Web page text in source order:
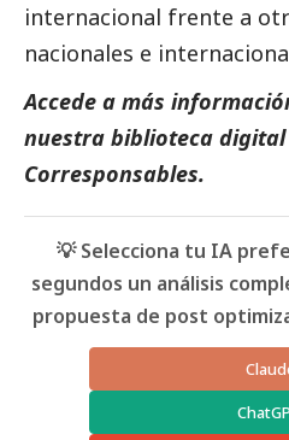
internacional frente a
nacionales e
Accede a más
nuestra biblioteca digital
Corresponsables.
💡 Selecciona tu IA
segundos un análisis
propuesta de post